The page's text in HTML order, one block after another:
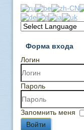
Форма входа
Логин
Пароль
Запомнить меня
Войти